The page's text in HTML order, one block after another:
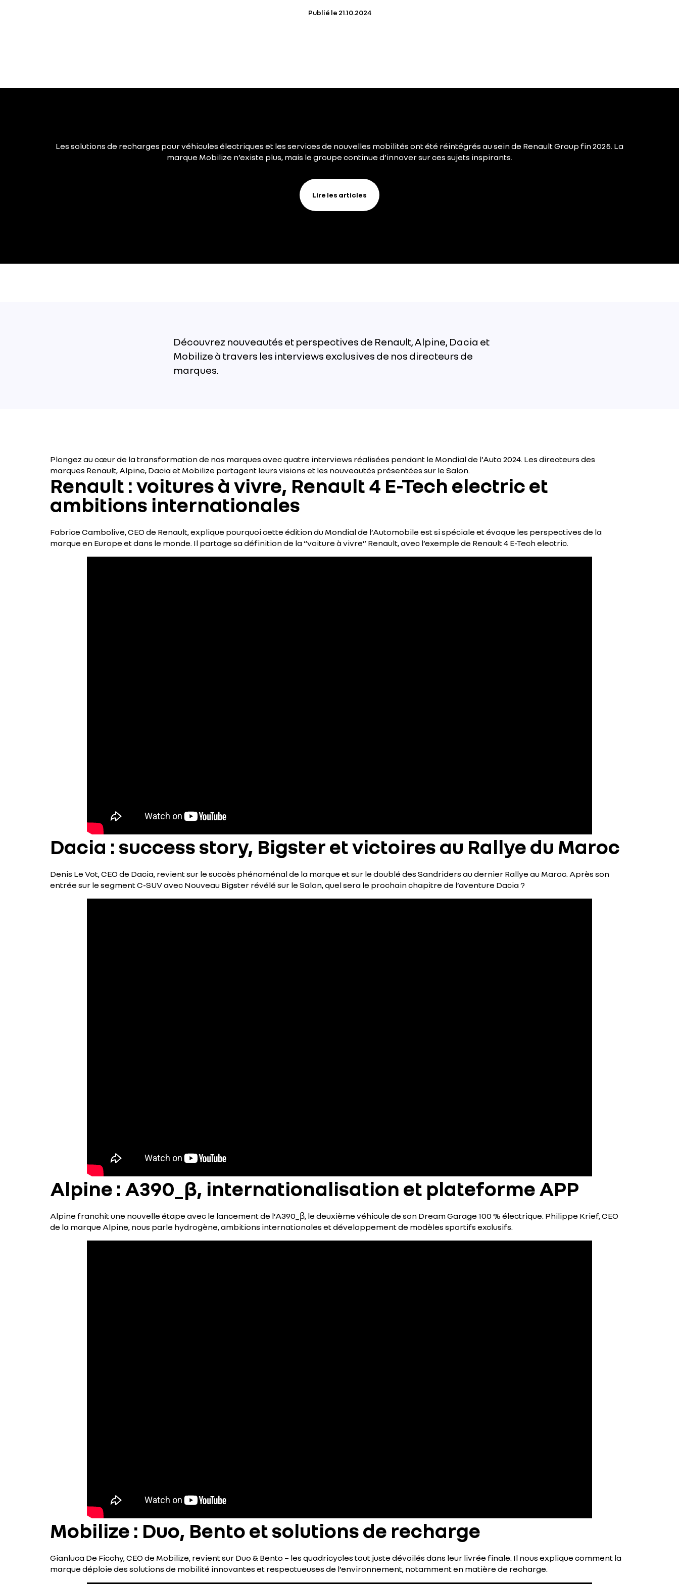
Publié le 21.10.2024
Les solutions de recharges pour véhicules électriques et les services de nouvelles mobilités ont été réintégrés au sein de Renault Group fin 2025. La
marque Mobilize n’existe plus, mais le groupe continue d’innover sur ces sujets inspirants.
Lire les articles
Découvrez nouveautés et perspectives de Renault, Alpine, Dacia et
Mobilize à travers les interviews exclusives de nos directeurs de
marques.
Plongez au cœur de la transformation de nos marques avec quatre interviews réalisées pendant le Mondial de l’Auto 2024. Les directeurs des
marques Renault, Alpine, Dacia et Mobilize partagent leurs visions et les nouveautés présentées sur le Salon.
Renault : voitures à vivre, Renault 4 E-Tech electric et
ambitions internationales
Fabrice Cambolive, CEO de Renault, explique pourquoi cette édition du Mondial de l’Automobile est si spéciale et évoque les perspectives de la
marque en Europe et dans le monde. Il partage sa définition de la “voiture à vivre” Renault, avec l’exemple de Renault 4 E-Tech electric.
Dacia : success story, Bigster et victoires au Rallye du Maroc
Denis Le Vot, CEO de Dacia, revient sur le succès phénoménal de la marque et sur le doublé des Sandriders au dernier Rallye au Maroc. Après son
entrée sur le segment C-SUV avec Nouveau Bigster révélé sur le Salon, quel sera le prochain chapitre de l’aventure Dacia ?
Alpine : A390_β, internationalisation et plateforme APP
Alpine franchit une nouvelle étape avec le lancement de l’A390_β, le deuxième véhicule de son Dream Garage 100 % électrique. Philippe Krief, CEO
de la marque Alpine, nous parle hydrogène, ambitions internationales et développement de modèles sportifs exclusifs.
Mobilize : Duo, Bento et solutions de recharge
Gianluca De Ficchy, CEO de Mobilize, revient sur Duo & Bento – les quadricycles tout juste dévoilés dans leur livrée finale. Il nous explique comment la
marque déploie des solutions de mobilité innovantes et respectueuses de l’environnement, notamment en matière de recharge.